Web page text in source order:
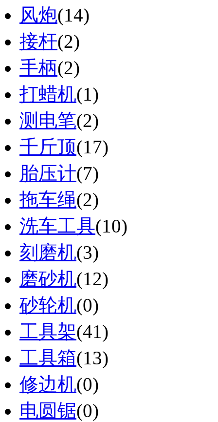
风炮(14)
接杆(2)
手柄(2)
打蜡机(1)
测电笔(2)
千斤顶(17)
胎压计(7)
拖车绳(2)
洗车工具(10)
刻磨机(3)
磨砂机(12)
砂轮机(0)
工具架(41)
工具箱(13)
修边机(0)
电圆锯(0)